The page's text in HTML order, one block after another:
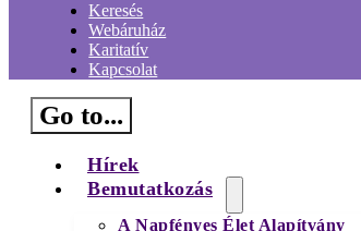
Keresés
Webáruház
Karitatív
Kapcsolat
Go to...
Hírek
Bemutatkozás
A Napfényes Élet Alapítvány